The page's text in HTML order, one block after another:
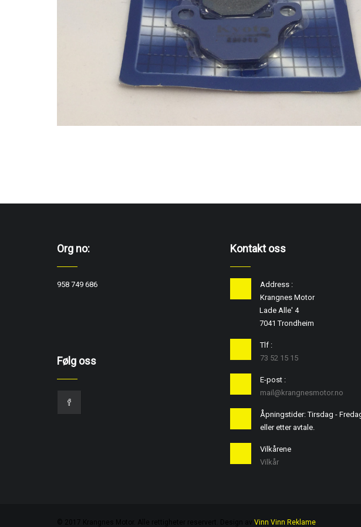
Org no:
958 749 686
Følg oss
Kontakt oss
Address :
Krangnes Motor
Lade Alle' 4
7041 Trondheim
Tlf :
73 52 15 15
E-post :
mail@krangnesmotor.no
Åpningstider: Tirsdag -
eller etter avtale.
Vilkårene
Vilkår
© 2017 Krangnes Motor. Alle rettigheter reservert. Design av Vinn Vinn Reklame